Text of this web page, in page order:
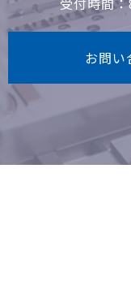
お問い